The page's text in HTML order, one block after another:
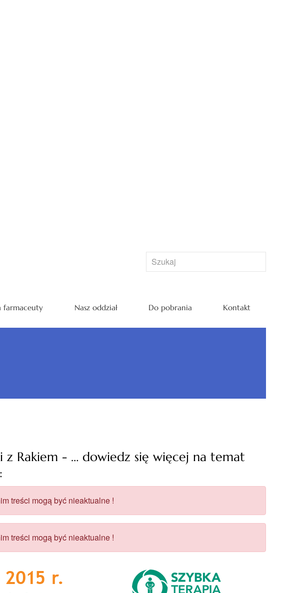
farmaceuty Nasz oddział Do pobrania Kontakt
z Rakiem - … dowiedz się więcej na temat
treści mogą być nieaktualne !
treści mogą być nieaktualne !